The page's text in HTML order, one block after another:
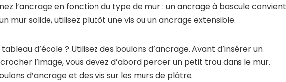
l’ancrage en fonction du type de mur : un ancrage à bascule convient
mur solide, utilisez plutôt une vis ou un ancrage extensible.
d’école ? Utilisez des boulons d’ancrage. Avant d’insérer un
l’image, vous devez d’abord percer un petit trou dans le mur.
d’ancrage et des vis sur les murs de plâtre.